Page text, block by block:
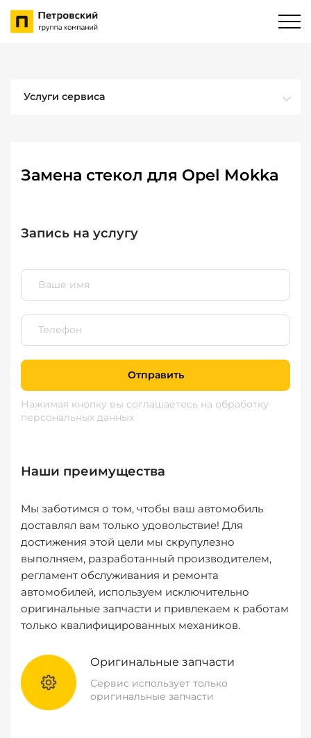
Услуги сервиса
Замена стекол для Opel Mokka
Запись на услугу
Отправить
Нажимая кнопку вы соглашаетесь на обработку
персональных данных
Наши преимущества
Мы заботимся о том, чтобы ваш автомобиль
доставлял вам только удовольствие! Для
достижения этой цели мы скрупулезно
выполняем, разработанный производителем,
регламент обслуживания и ремонта
автомобилей, используем исключительно
оригинальные запчасти и привлекаем к работам
только квалифицированных механиков.
Оригинальные запчасти
Сервис использует только
оригинальные запчасти